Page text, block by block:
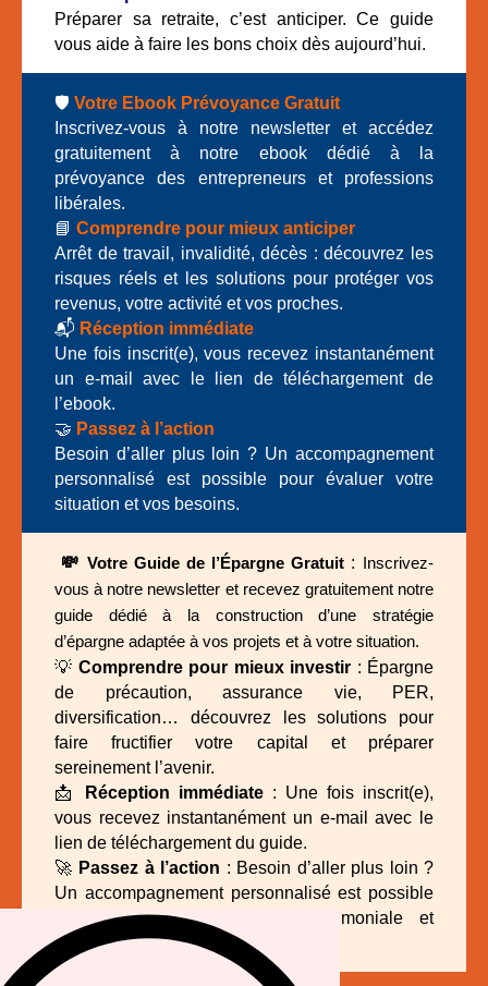
Préparer sa retraite, c’est anticiper. Ce guide
vous aide à faire les bons choix dès aujourd’hui.
🛡️ Votre Ebook Prévoyance Gratuit
Inscrivez-vous à notre newsletter et accédez
gratuitement à notre ebook dédié à la
prévoyance des entrepreneurs et professions
libérales.
📘 Comprendre pour mieux anticiper
Arrêt de travail, invalidité, décès : découvrez les
risques réels et les solutions pour protéger vos
revenus, votre activité et vos proches.
📬 Réception immédiate
Une fois inscrit(e), vous recevez instantanément
un e-mail avec le lien de téléchargement de
l’ebook.
🤝 Passez à l’action
Besoin d’aller plus loin ? Un accompagnement
personnalisé est possible pour évaluer votre
situation et vos besoins.
💸 Votre Guide de l’Épargne Gratuit :
Inscrivez-
vous à notre newsletter et recevez gratuitement notre
guide dédié à la construction d’une stratégie
d’épargne adaptée à vos projets et à votre situation.
💡 Comprendre pour mieux investir : Épargne
de précaution, assurance vie, PER,
diversification… découvrez les solutions pour
faire fructifier votre capital et préparer
sereinement l’avenir.
📩
Réception immédiate : Une fois inscrit(e),
vous recevez instantanément un e-mail avec le
lien de téléchargement du guide.
🚀 Passez à l’action : Besoin d’aller plus loin ?
Un accompagnement personnalisé est possible
pour définir votre stratégie patrimoniale et
optimiser vos placements.